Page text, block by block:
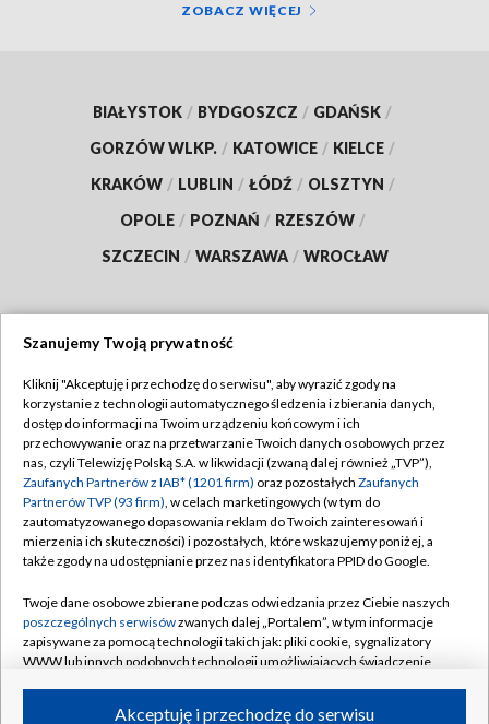
ZOBACZ WIĘCEJ
BIAŁYSTOK / BYDGOSZCZ / GDAŃSK /
GORZÓW WLKP. / KATOWICE / KIELCE /
KRAKÓW / LUBLIN / ŁÓDŹ / OLSZTYN /
OPOLE / POZNAŃ / RZESZÓW /
SZCZECIN / WARSZAWA / WROCŁAW
TVP
Abonament TVP
Emisja w TVP
Centrum informacji TVP
Naziemna Telewizja Cyfrowa
Rada Programowa
System NOS
Informacje o nadawcy
Regulamin TVP
Polityka prywatności
Moje zgody
Pomoc
Kontakt
Kanały
Szanujemy Twoją prywatność
Kliknij "Akceptuję i przechodzę do serwisu", aby wyrazić zgody na
korzystanie z technologii automatycznego śledzenia i zbierania danych,
dostęp do informacji na Twoim urządzeniu końcowym i ich
przechowywanie oraz na przetwarzanie Twoich danych osobowych przez
nas, czyli Telewizję Polską S.A. w likwidacji (zwaną dalej również „TVP”),
Zaufanych Partnerów z IAB* (1201 firm) oraz pozostałych Zaufanych
Partnerów TVP (93 firm), w celach marketingowych (w tym do
zautomatyzowanego dopasowania reklam do Twoich zainteresowań i
mierzenia ich skuteczności) i pozostałych, które wskazujemy poniżej, a
także zgody na udostępnianie przez nas identyfikatora PPID do Google.
Twoje dane osobowe zbierane podczas odwiedzania przez Ciebie naszych
poszczególnych serwisówzwanych dalej „Portalem”, w tym informacje
zapisywane za pomocą technologii takich jak: pliki cookie, sygnalizatory
WWW lub innych podobnych technologii umożliwiających świadczenie
ruchu w Internecie.Akceptuję i przechodzę do serwisu